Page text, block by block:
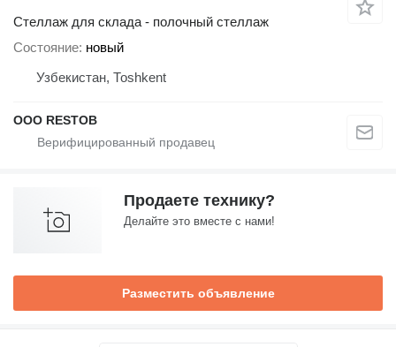
Стеллаж для склада - полочный стеллаж
Состояние новый
Узбекистан, Тоshkent
OOO RESTOB
Продаете технику?
Делайте это вместе с нами!
Разместить объявление